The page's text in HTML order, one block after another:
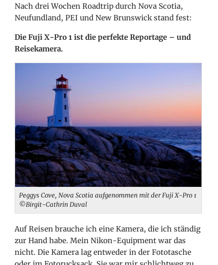
Nach drei Wochen Roadtrip durch Nova Scotia,
Neufundland, PEI und New Brunswick stand fest:
Die Fuji X-Pro 1 ist die perfekte Reportage – und
Reisekamera.
Peggys Cove, Nova Scotia aufgenommen mit der Fuji X-Pro 1
©Birgit-Cathrin Duval
Auf Reisen brauche ich eine Kamera, die ich ständig
zur Hand habe. Mein Nikon-Equipment war das
nicht. Die Kamera lag entweder in der Fototasche